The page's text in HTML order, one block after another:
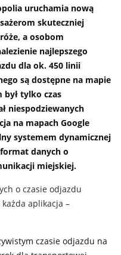
uruchamia nową
skuteczniej
a osobom
najlepszego
dla ok. 450 linii
są dostępne na mapie
był tylko czas
niespodziewanych
na mapach Google
systemem dynamicznej
danych o
miejskiej.
o czasie odjazdu
aplikacja –
czasie odjazdu na